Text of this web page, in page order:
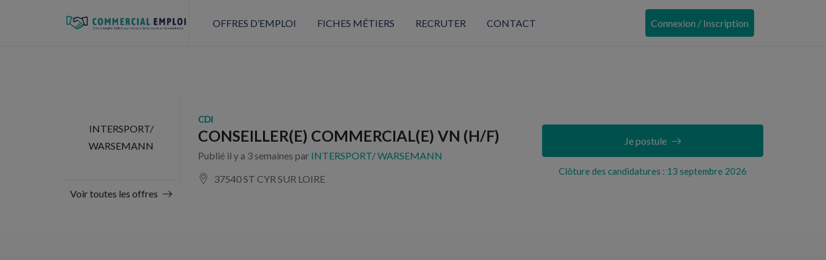
OFFRES D’EMPLOI FICHES MÉTIERS RECRUTER CONTACT Connexion / Inscription
INTERSPORT/
WARSEMANN
Voir toutes les offres
CDI
CONSEILLER(E) COMMERCIAL(E) VN (H/F)
Publié il y a 3 semaines par INTERSPORT/ WARSEMANN
37540 ST CYR SUR LOIRE
Clôture des candidatures : 13 septembre 2026
Je postule